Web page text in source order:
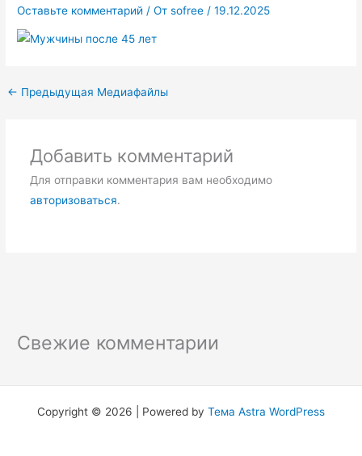
Оставьте комментарий / Отsofree /19.12.2025
← Предыдущая Медиафайлы
Добавить комментарий
Для отправки комментария вам необходимо
авторизоваться.
Свежие комментарии
Copyright © 2026 | Powered by Тема Astra WordPress